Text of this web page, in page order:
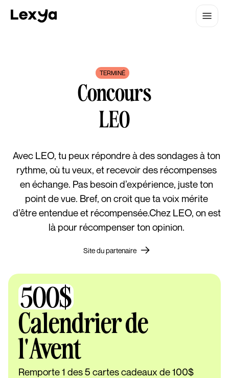
TERMINÉ
Concours
LEO
Avec LEO, tu peux répondre à des sondages à ton
rythme, où tu veux, et recevoir des récompenses
en échange. Pas besoin d’expérience, juste ton
point de vue. Bref, on croit que ta voix mérite
d’être entendue et récompensée.Chez LEO, on est
là pour récompenser ton opinion.
Site du partenaire
500$
Calendrier de
l'Avent
Remporte 1 des 5 cartes cadeaux de 100$